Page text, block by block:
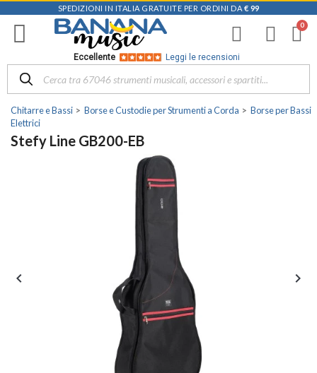
SPEDIZIONI IN ITALIA GRATUITE PER ORDINI DA € 99
Eccellente Leggi le recensioni
Chitarre e Bassi Borse e Custodie per Strumenti a Corda
Borse per Bassi
Elettrici
Stefy Line GB200-EB
 